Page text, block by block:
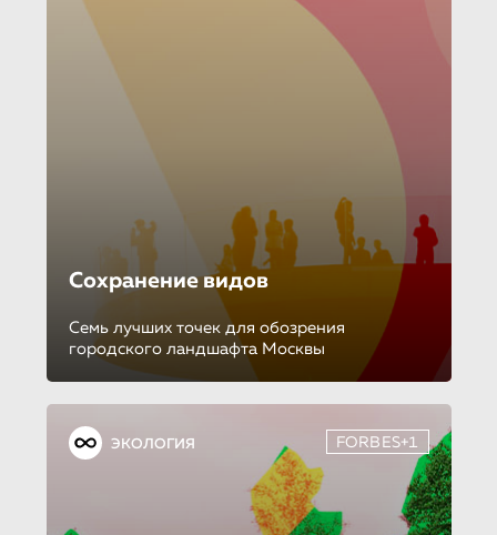
Сохранение видов
Семь лучших точек для обозрения
городского ландшафта Москвы
ЭКОЛОГИЯ FORBES+1